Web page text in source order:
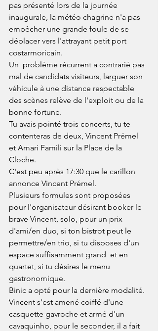
pas présenté lors de la journée
inaugurale, la météo chagrine n'a pas
empêcher une grande foule de se
déplacer vers l'attrayant petit port
costarmoricain.
Un  problème récurrent a contrarié pas
mal de candidats visiteurs, larguer son
véhicule à une distance respectable
des scènes relève de l'exploit ou de la
bonne fortune.
Tu avais pointé trois concerts, tu te
contenteras de deux, Vincent Prémel
et Amari Famili sur la Place de la
Cloche.
C'est peu après 17:30 que le carillon
annonce Vincent Prémel.
Plusieurs formules sont proposées
pour l'organisateur désirant booker le
brave Vincent, solo, pour un prix
d'ami/en duo, si ton bistrot peut le
permettre/en trio, si tu disposes d'un
espace suffisamment grand  et en
quartet, si tu désires le menu
gastronomique.
Binic a opté pour la dernière modalité.
Vincent s'est amené coiffé d'une
casquette gavroche et armé d'un
cavaquinho, pour le seconder, il a fait